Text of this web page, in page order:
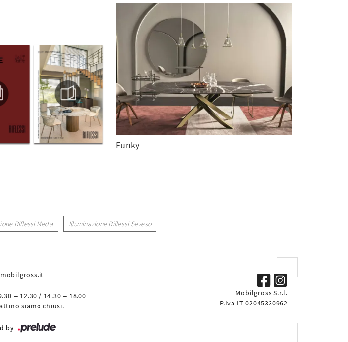
Funky
Riflessi Meda Illuminazione Riflessi Seveso
– 12.30 / 14.30 – 18.00
siamo chiusi.
Mobilgross S.r.l.
P.Iva IT 02045330962
by